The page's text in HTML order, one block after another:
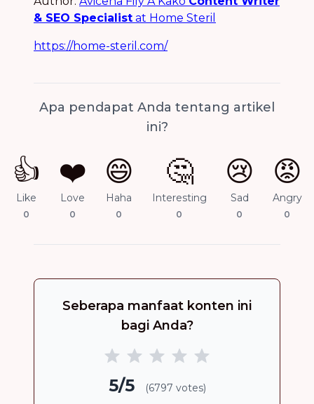
& SEO Specialist at Home Steril
https://home-steril.com/
Apa pendapat Anda tentang artikel
ini?
👍
Like
0
❤️
Love
0
😄
Haha
0
🤔
Interesting
0
😢
Sad
0
😡
Angry
0
Seberapa manfaat konten ini
bagi Anda?
5/5
(6797 votes)